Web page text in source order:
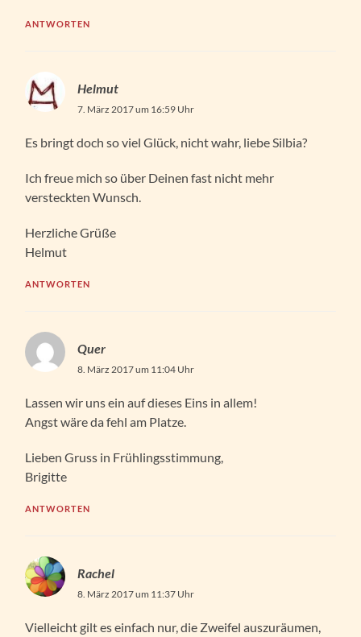
ANTWORTEN
Helmut
7. März 2017 um 16:59 Uhr
Es bringt doch so viel Glück, nicht wahr, liebe Silbia?
Ich freue mich so über Deinen fast nicht mehr
versteckten Wunsch.
Herzliche Grüße
Helmut
ANTWORTEN
Quer
8. März 2017 um 11:04 Uhr
Lassen wir uns ein auf dieses Eins in allem!
Angst wäre da fehl am Platze.
Lieben Gruss in Frühlingsstimmung,
Brigitte
ANTWORTEN
Rachel
8. März 2017 um 11:37 Uhr
Vielleicht gilt es einfach nur, die Zweifel auszuräumen,